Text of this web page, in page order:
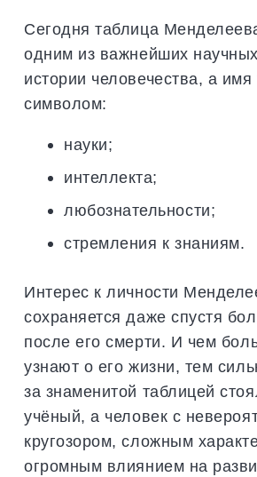
Сегодня таблица
одним из важнейших
истории человечества, а имя
символом:
науки;
интеллекта;
любознательности;
стремления к знаниям.
Интерес к личности
сохраняется даже спустя
после его смерти. И чем
узнают о его жизни, тем
за знаменитой таблицей
учёный, а человек с
кругозором, сложным
огромным влиянием на